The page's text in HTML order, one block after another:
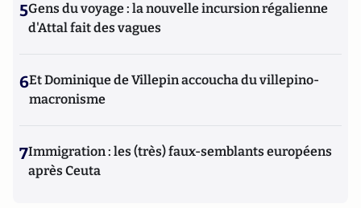
5Gens du voyage : la nouvelle incursion régalienne
d'Attal fait des vagues
6Et Dominique de Villepin accoucha du villepino-
macronisme
7Immigration : les (très) faux-semblants européens
après Ceuta